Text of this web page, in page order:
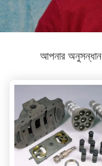
আপনার অনুসন্ধান